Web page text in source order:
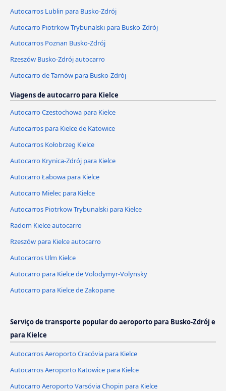
Autocarros Lublin para Busko-Zdrój
Autocarro Piotrkow Trybunalski para Busko-Zdrój
Autocarros Poznan Busko-Zdrój
Rzeszów Busko-Zdrój autocarro
Autocarro de Tarnów para Busko-Zdrój
Viagens de autocarro para Kielce
Autocarro Czestochowa para Kielce
Autocarros para Kielce de Katowice
Autocarros Kołobrzeg Kielce
Autocarro Krynica-Zdrój para Kielce
Autocarro Łabowa para Kielce
Autocarro Mielec para Kielce
Autocarros Piotrkow Trybunalski para Kielce
Radom Kielce autocarro
Rzeszów para Kielce autocarro
Autocarros Ulm Kielce
Autocarro para Kielce de Volodymyr-Volynsky
Autocarro para Kielce de Zakopane
Serviço de transporte popular do aeroporto para Busko-Zdrój e
para Kielce
Autocarros Aeroporto Cracóvia para Kielce
Autocarros Aeroporto Katowice para Kielce
Autocarro Aeroporto Varsóvia Chopin para Kielce